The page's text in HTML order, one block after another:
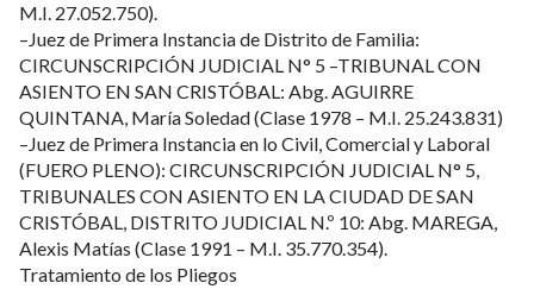
M.I. 27.052.750).
–Juez de Primera Instancia de Distrito de Familia:
CIRCUNSCRIPCIÓN JUDICIAL N° 5 –TRIBUNAL CON
ASIENTO EN SAN CRISTÓBAL: Abg. AGUIRRE
QUINTANA, María Soledad (Clase 1978 – M.I. 25.243.831)
–Juez de Primera Instancia en lo Civil, Comercial y Laboral
(FUERO PLENO): CIRCUNSCRIPCIÓN JUDICIAL N° 5,
TRIBUNALES CON ASIENTO EN LA CIUDAD DE SAN
CRISTÓBAL, DISTRITO JUDICIAL N.º 10: Abg. MAREGA,
Alexis Matías (Clase 1991 – M.I. 35.770.354).
Tratamiento de los Pliegos